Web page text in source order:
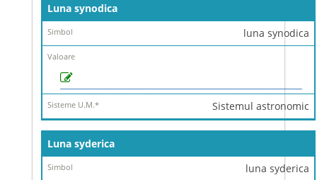
Luna synodica
luna synodica
Sistemul astronomic
Luna syderica
luna syderica